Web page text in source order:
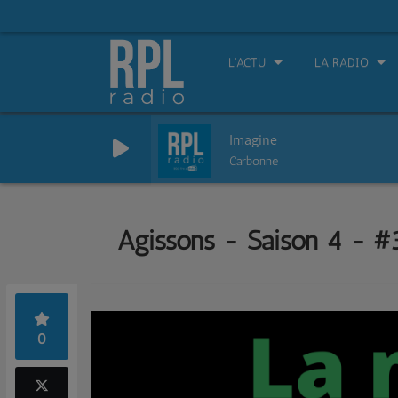
L'ACTU LA RADIO
Imagine
Carbonne
Agissons - Saison 4 -
0